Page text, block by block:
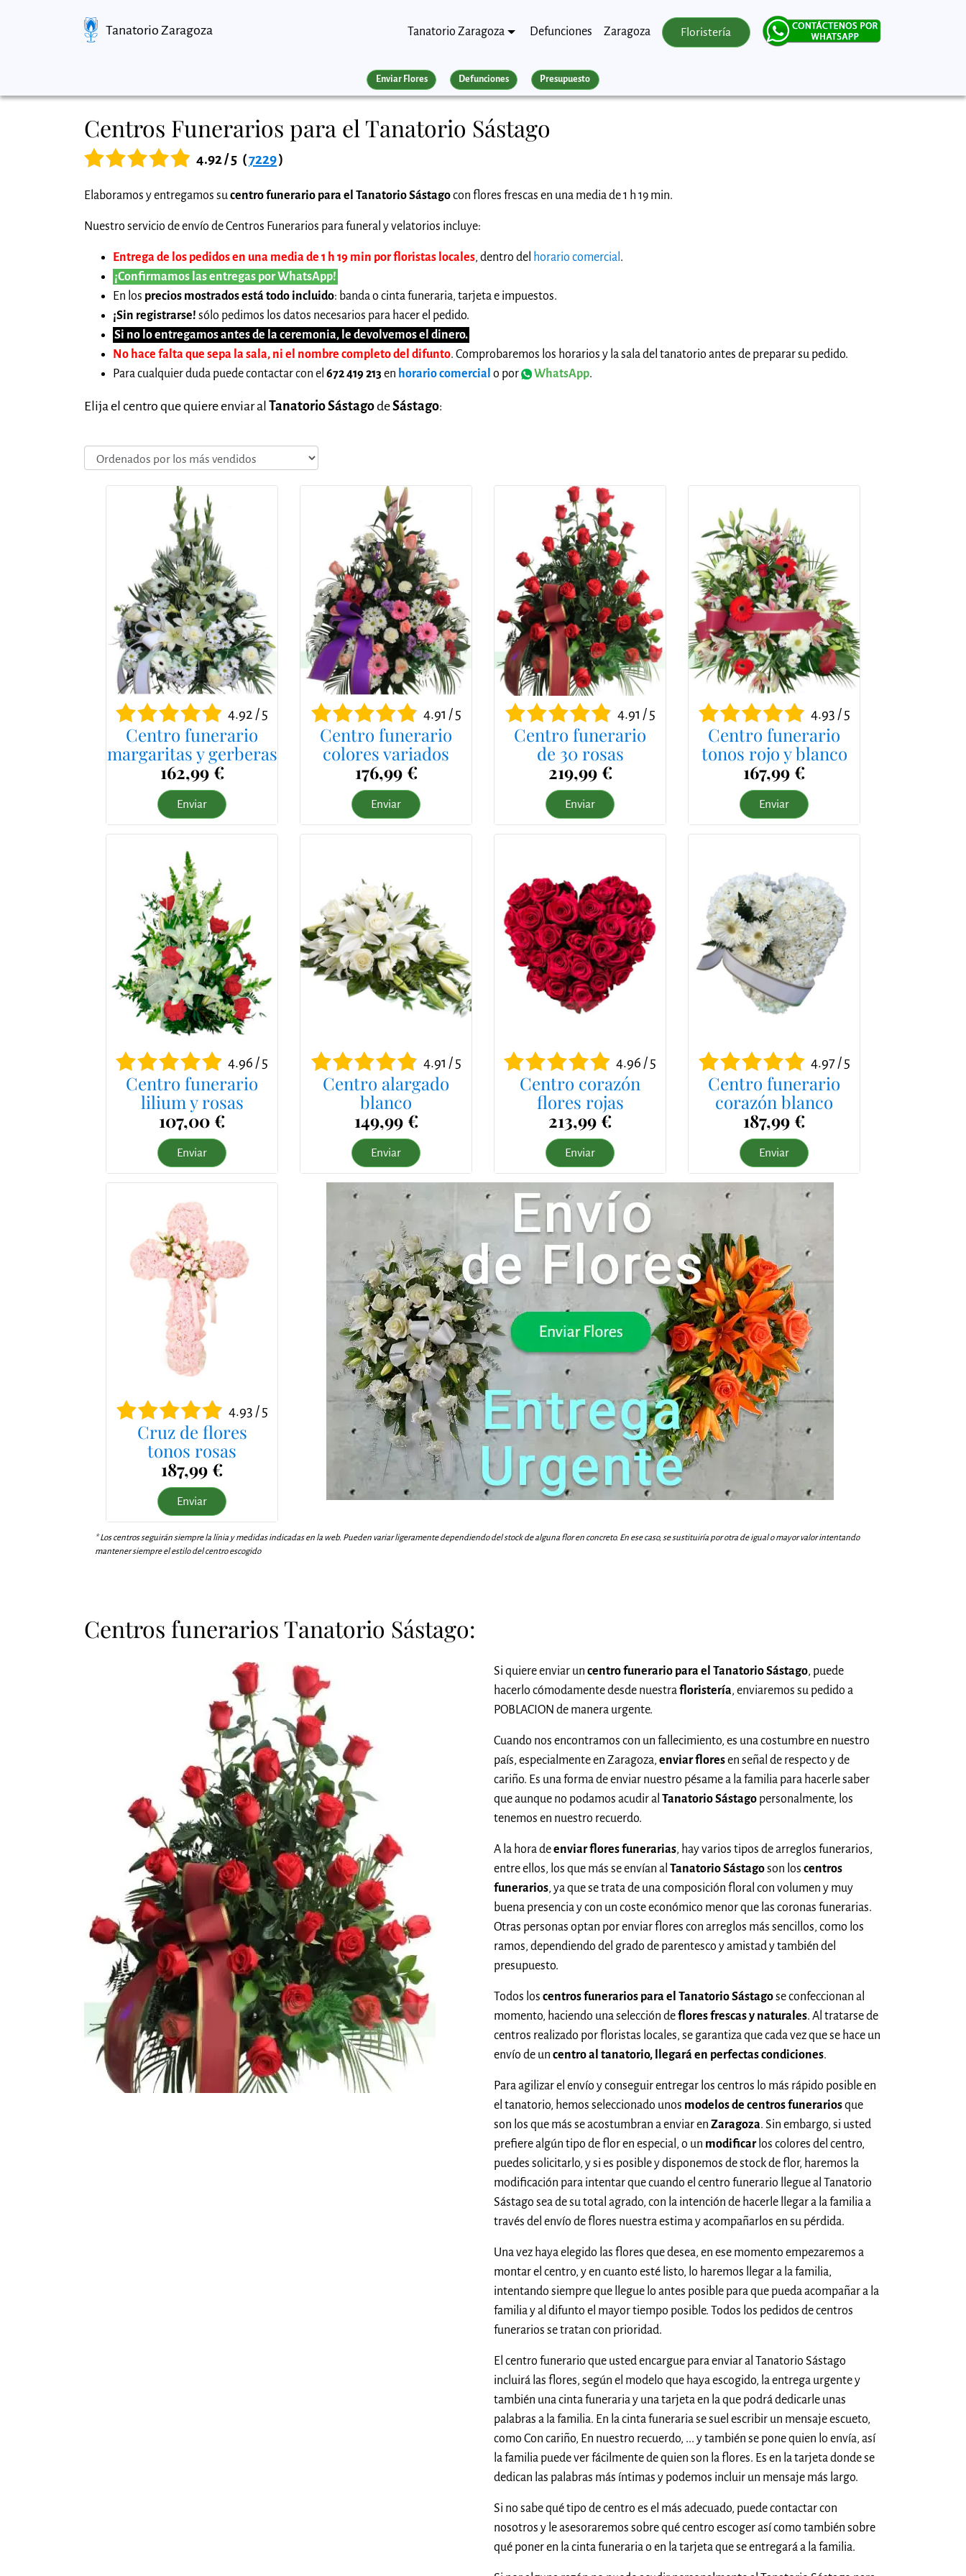
Tanatorio Zaragoza Tanatorio Zaragoza Defunciones Zaragoza Floristería
Enviar Flores Defunciones Presupuesto
Centros Funerarios para el Tanatorio Sástago
4.92 / 5 (7229)
Elaboramos y entregamos sucentro funerario para el Tanatorio Sástagocon flores frescas en una media de 1 h 19 min.
Nuestro servicio de envío de Centros Funerarios para funeral y velatorios incluye:
Entrega de los pedidos en una media de 1 h 19 min por floristas locales, dentro del horario comercial .
¡Confirmamos las entregas por WhatsApp!
En los precios mostrados está todo incluido: banda o cinta funeraria, tarjeta e impuestos.
¡Sin registrarse! sólo pedimos los datos necesarios para hacer el pedido.
Si no lo entregamos antes de la ceremonia, le devolvemos el dinero.
No hace falta que sepa la sala, ni el nombre completo del difunto. Comprobaremos los horarios y la sala del tanatorio antes de preparar su pedido.
Para cualquier duda puede contactar con el 672 419 213 en horario comercial o por WhatsApp.
Elija el centro que quiere enviar al Tanatorio SástagodeSástago:
4.92 / 5
Centro funerario
margaritas y gerberas
162,99 €
Enviar
4.91 / 5
Centro funerario
colores variados
176,99 €
Enviar
4.91 / 5
Centro funerario
de 30 rosas
219,99 €
Enviar
4.93 / 5
Centro funerario
tonos rojo y blanco
167,99 €
Enviar
4.96 / 5
Centro funerario
lilium y rosas
107,00 €
Enviar
4.91 / 5
Centro alargado
blanco
149,99 €
Enviar
4.96 / 5
Centro corazón
flores rojas
213,99 €
Enviar
4.97 / 5
Centro funerario
corazón blanco
187,99 €
Enviar
4.93 / 5
Cruz de flores
tonos rosas
187,99 €
Enviar
* Los centros seguirán siempre la línia y medidas indicadas en la web. Pueden variar ligeramente dependiendo del stock de alguna flor en concreto. En ese caso, se sustituiría por otra de igual o mayor valor intentando
mantener siempre el estilo del centro escogido
Centros funerarios Tanatorio Sástago:
Si quiere enviar un centro funerario para el Tanatorio Sástago, puede
hacerlo cómodamente desde nuestrafloristería, enviaremos su pedido a
POBLACION de manera urgente.
Cuando nos encontramos con un fallecimiento, es una costumbre en nuestro
país, especialmente en Zaragoza, enviar floresen señal de respecto y de
cariño. Es una forma de enviar nuestro pésame a la familia para hacerle saber
que aunque no podamos acudir al Tanatorio Sástago personalmente, los
tenemos en nuestro recuerdo.
A la hora deenviar flores funerarias, hay varios tipos de arreglos funerarios,
entre ellos, los que más se envían al Tanatorio Sástagoson los centros
funerarios, ya que se trata de una composición floral con volumen y muy
buena presencia y con un coste económico menor que las coronas funerarias.
Otras personas optan por enviar flores con arreglos más sencillos, como los
ramos, dependiendo del grado de parentesco y amistad y también del
presupuesto.
Todos los centros funerarios para el Tanatorio Sástagose confeccionan al
momento, haciendo una selección deflores frescas y naturales. Al tratarse de
centros realizado por floristas locales, se garantiza que cada vez que se hace un
envío de un centro al tanatorio, llegará en perfectas condiciones.
Para agilizar el envío y conseguir entregar los centros lo más rápido posible en
el tanatorio, hemos seleccionado unos modelos de centros funerariosque
son los que más se acostumbran a enviar en Zaragoza. Sin embargo, si usted
prefiere algún tipo de flor en especial, o un modificarlos colores del centro,
puedes solicitarlo, y si es posible y disponemos de stock de flor, haremos la
modificación para intentar que cuando el centro funerario llegue al Tanatorio
Sástago sea de su total agrado, con la intención de hacerle llegar a la familia a
través del envío de flores nuestra estima y acompañarlos en su pérdida.
Una vez haya elegido las flores que desea, en ese momento empezaremos a
montar el centro, y en cuanto esté listo, lo haremos llegar a la familia,
intentando siempre que llegue lo antes posible para que pueda acompañar a la
familia y al difunto el mayor tiempo posible. Todos los pedidos de centros
funerarios se tratan con prioridad.
El centro funerario que usted encargue para enviar al Tanatorio Sástago
incluirá las flores, según el modelo que haya escogido, la entrega urgente y
también una cinta funeraria y una tarjeta en la que podrá dedicarle unas
palabras a la familia. En la cinta funeraria se suel escribir un mensaje escueto,
como Con cariño, En nuestro recuerdo, ... y también se pone quien lo envía, así
la familia puede ver fácilmente de quien son la flores. Es en la tarjeta donde se
dedican las palabras más íntimas y podemos incluir un mensaje más largo.
Si no sabe qué tipo de centro es el más adecuado, puede contactar con
nosotros y le asesoraremos sobre qué centro escoger así como también sobre
qué poner en la cinta funeraria o en la tarjeta que se entregará a la familia.